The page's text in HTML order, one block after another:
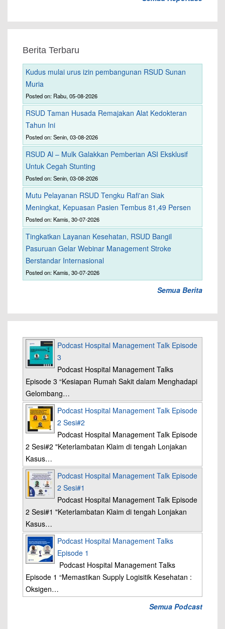
Berita Terbaru
Kudus mulai urus izin pembangunan RSUD Sunan
Muria
Posted on: Rabu, 05-08-2026
RSUD Taman Husada Remajakan Alat Kedokteran
Tahun Ini
Posted on: Senin, 03-08-2026
RSUD Al – Mulk Galakkan Pemberian ASI Eksklusif
Untuk Cegah Stunting
Posted on: Senin, 03-08-2026
Mutu Pelayanan RSUD Tengku Rafi'an Siak
Meningkat, Kepuasan Pasien Tembus 81,49 Persen
Posted on: Kamis, 30-07-2026
Tingkatkan Layanan Kesehatan, RSUD Bangil
Pasuruan Gelar Webinar Management Stroke
Berstandar Internasional
Posted on: Kamis, 30-07-2026
Semua Berita
Podcast Hospital Management Talk Episode
3
Podcast Hospital Management Talks
Episode 3 “Kesiapan Rumah Sakit dalam Menghadapi
Gelombang…
Podcast Hospital Management Talk Episode
2 Sesi#2
Podcast Hospital Management Talk Episode
2 Sesi#2 "Keterlambatan Klaim di tengah Lonjakan
Kasus…
Podcast Hospital Management Talk Episode
2 Sesi#1
Podcast Hospital Management Talk Episode
2 Sesi#1 "Keterlambatan Klaim di tengah Lonjakan
Kasus…
Podcast Hospital Management Talks
Episode 1
Podcast Hospital Management Talks
Episode 1 “Memastikan Supply Logisitik Kesehatan :
Oksigen…
Semua Podcast